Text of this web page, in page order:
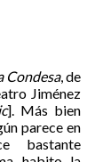
Condesa, de
Jiménez
]. Más bien
parece en
bastante